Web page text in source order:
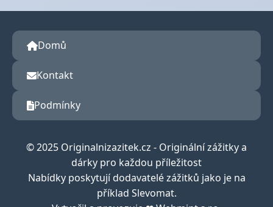
Domů
Kontakt
Podmínky
© 2025 Originalnizazitek.cz - Originální zážitky a
dárky pro každou příležitost
Nabídky poskytují dodavatelé zážitků jako je na
příklad Slevomat.